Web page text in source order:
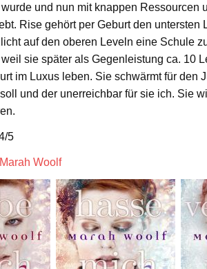
und nun mit knappen Ressourcen
Rise gehört per Geburt den
auf den oberen Leveln eine Schule
sie später als Gegenleistung ca. 10
im Luxus leben. Sie schwärmt für
und der unerreichbar für sie ich. Sie
5
Woolf